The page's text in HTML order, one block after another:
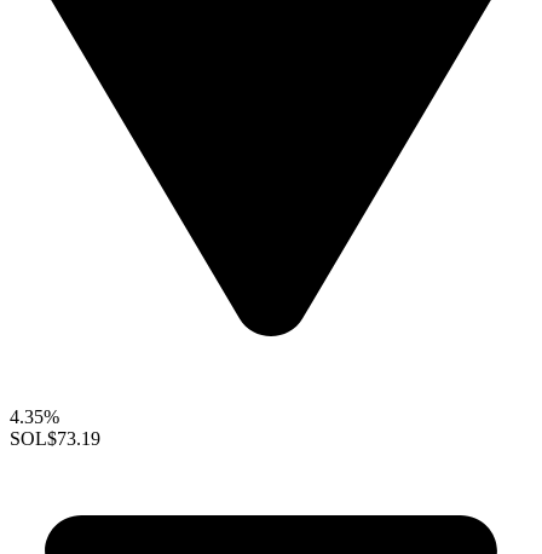
4.35%
SOL$73.19